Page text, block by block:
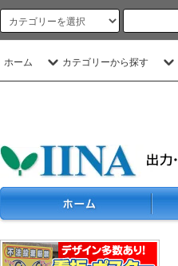
ホーム カテゴリーから探す